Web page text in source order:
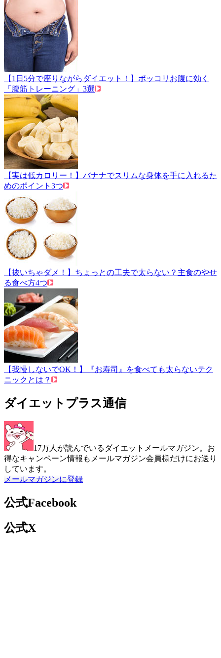
【1日5分で座りながらダイエット！】ポッコリお腹に効く
「腹筋トレーニング」3選
【実は低カロリー！】バナナでスリムな身体を手に入れるた
めのポイント3つ
【抜いちゃダメ！】ちょっとの工夫で太らない？主食のやせ
る食べ方4つ
【我慢しないでOK！】『お寿司』を食べても太らないテク
ニックとは？
ダイエットプラス通信
17万人が読んでいるダイエットメールマガジン。お
得なキャンペーン情報もメールマガジン会員様だけにお送り
しています。
メールマガジンに登録
公式Facebook
公式X